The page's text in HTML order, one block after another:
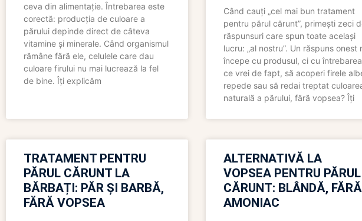
ceva din alimentație. Întrebarea este
corectă: producția de culoare a
părului depinde direct de câteva
vitamine și minerale. Când organismul
rămâne fără ele, celulele care dau
culoare firului nu mai lucrează la fel
de bine. Îți explicăm
Când cauți „cel mai bun tratament
pentru părul cărunt”, primești zeci
răspunsuri care spun toate același
lucru: „al nostru”. Un răspuns onest
începe cu produsul, ci cu
ce vrei de fapt, să acoperi firele
repede sau să redai treptat
naturală a părului, fără vopsea? Îți
TRATAMENT PENTRU
PĂRUL CĂRUNT LA
BĂRBAȚI: PĂR ȘI BARBĂ,
FĂRĂ VOPSEA
ALTERNATIVĂ LA
VOPSEA PENTRU PĂRUL
CĂRUNT: BLÂNDĂ, FĂRĂ
AMONIAC